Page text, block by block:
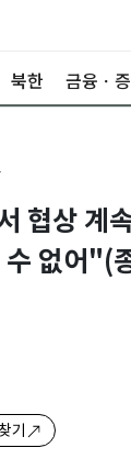
북한 금융ㆍ
협상 계
없어"(
기